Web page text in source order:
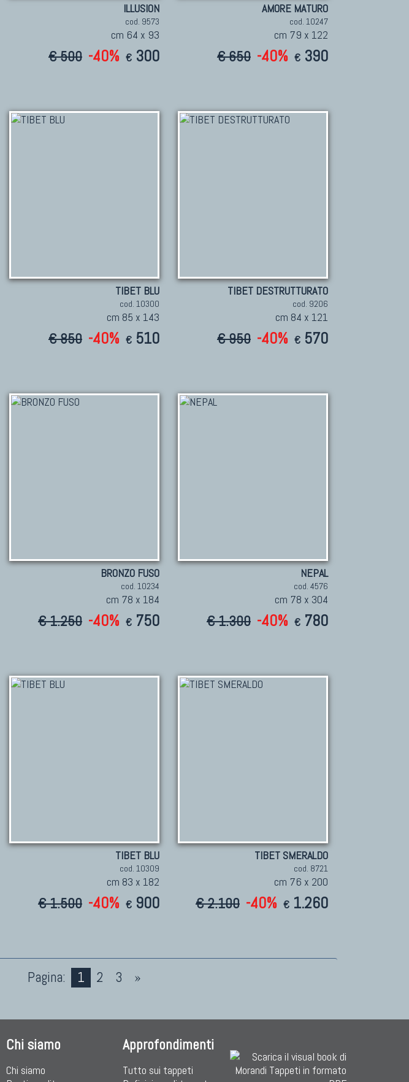
ILLUSION
cod. 9573
cm 64 x 93
€ 500 -40% € 300
AMORE MATURO
cod. 10247
cm 79 x 122
€ 650 -40% € 390
TIBET BLU
cod. 10300
cm 85 x 143
€ 850 -40% € 510
TIBET DESTRUTTURATO
cod. 9206
cm 84 x 121
€ 950 -40% € 570
BRONZO FUSO
cod. 10234
cm 78 x 184
€ 1.250 -40% € 750
NEPAL
cod. 4576
cm 78 x 304
€ 1.300 -40% € 780
TIBET BLU
cod. 10309
cm 83 x 182
€ 1.500 -40% € 900
TIBET SMERALDO
cod. 8721
cm 76 x 200
€ 2.100 -40% € 1.260
Pagina: 1 2 3 »
Chi siamo
Chi siamo
Approfondimenti
Tutto sui tappeti